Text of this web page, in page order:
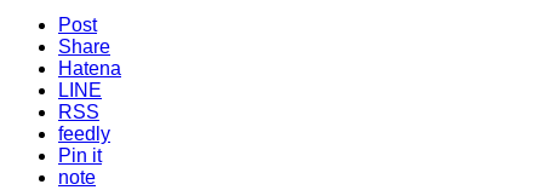
Post
Share
Hatena
LINE
RSS
feedly
Pin it
note